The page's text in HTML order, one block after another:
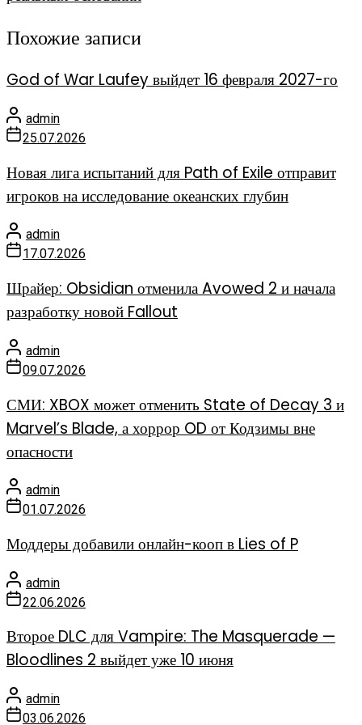
Похожие записи
God of War Laufey выйдет 16 февраля 2027-го
admin
25.07.2026
Новая лига испытаний для Path of Exile отправит
игроков на исследование океанских глубин
admin
17.07.2026
Шрайер: Obsidian отменила Avowed 2 и начала
разработку новой Fallout
admin
09.07.2026
СМИ: XBOX может отменить State of Decay 3 и
Marvel’s Blade, а хоррор OD от Кодзимы вне
опасности
admin
01.07.2026
Моддеры добавили онлайн-кооп в Lies of P
admin
22.06.2026
Второе DLC для Vampire: The Masquerade —
Bloodlines 2 выйдет уже 10 июня
admin
03.06.2026